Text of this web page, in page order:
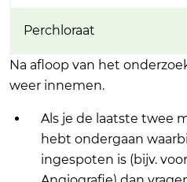
Perchloraat
Na afloop van het
weer innemen.
Als je de laatste twee
hebt ondergaan
ingespoten is (bijv.